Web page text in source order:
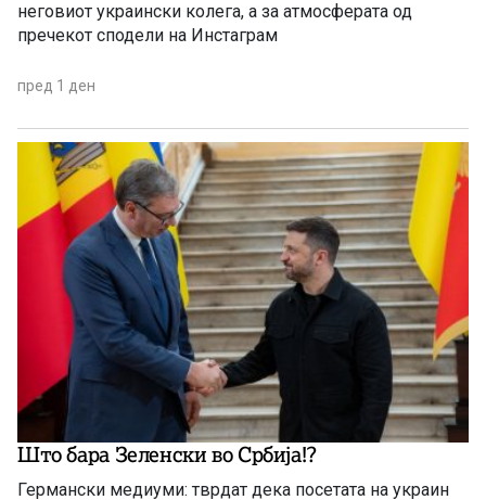
неговиот украински колега, а за атмосферата од
пречекот сподели на Инстаграм
пред 1 ден
Што бара Зеленски во Србија!?
Германски медиуми: тврдат дека посетата на украин